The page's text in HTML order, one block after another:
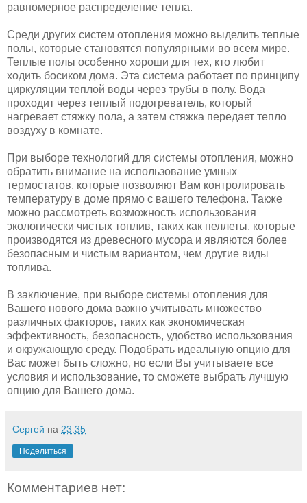
равномерное распределение тепла.
Среди других систем отопления можно выделить теплые
полы, которые становятся популярными во всем мире.
Теплые полы особенно хороши для тех, кто любит
ходить босиком дома. Эта система работает по принципу
циркуляции теплой воды через трубы в полу. Вода
проходит через теплый подогреватель, который
нагревает стяжку пола, а затем стяжка передает тепло
воздуху в комнате.
При выборе технологий для системы отопления, можно
обратить внимание на использование умных
термостатов, которые позволяют Вам контролировать
температуру в доме прямо с вашего телефона. Также
можно рассмотреть возможность использования
экологически чистых топлив, таких как пеллеты, которые
производятся из древесного мусора и являются более
безопасным и чистым вариантом, чем другие виды
топлива.
В заключение, при выборе системы отопления для
Вашего нового дома важно учитывать множество
различных факторов, таких как экономическая
эффективность, безопасность, удобство использования
и окружающую среду. Подобрать идеальную опцию для
Вас может быть сложно, но если Вы учитываете все
условия и использование, то сможете выбрать лучшую
опцию для Вашего дома.
Сергей на 23:35
Поделиться
Комментариев нет: